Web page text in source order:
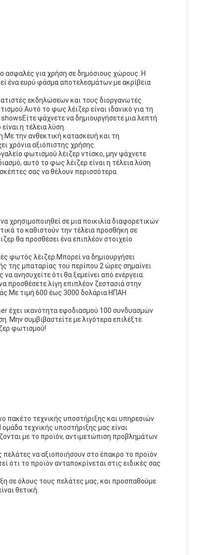
ασφαλές για χρήση σε δημόσιους χώρους..Η
ένα ευρύ φάσμα αποτελεσμάτων με ακρίβεια
εκδηλώσεων και τους διοργανωτές
το φως λέιζερ είναι ιδανικό για τη
ψάχνετε να δημιουργήσετε μια λεπτή
η τέλεια λύση.
την ανθεκτική κατασκευή και τη
χρόνια αξιόπιστης χρήσης.
φωτισμού λέιζερ ντίσκο, μην ψάχνετε
αυτό το φως λέιζερ είναι η τέλεια λύση
σας να θέλουν περισσότερα.
χρησιμοποιηθεί σε μια ποικιλία διαφορετικών
το καθιστούν την τέλεια προσθήκη σε
θα προσθέσει ένα επιπλέον στοιχείο
φωτός λέιζερ.Μπορεί να δημιουργήσει
της μπαταρίας του περίπου 2 ώρες σημαίνει
ανησυχείτε ότι θα ξεμείνει από ενέργεια.
προσθέσετε λίγη επιπλέον ζεστασιά στην
τιμή 600 έως 3000 δολάρια ΗΠΑΗ
έχει ικανότητα εφοδιασμού 100 συνδυασμών
Μην συμβιβαστείτε με λιγότερα επιλέξτε
φωτισμού!
πακέτο τεχνικής υποστήριξης και υπηρεσιών
τεχνικής υποστήριξης μας είναι
με το προϊόν, αντιμετώπιση προβλημάτων
να αξιοποιήσουν στο έπακρο το προϊόν
ότι το προϊόν ανταποκρίνεται στις ειδικές σας
σε όλους τους πελάτες μας, και προσπαθούμε
θετική.